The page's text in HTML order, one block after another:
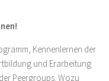
Kennenlernen der
und Erarbeitung
Peergroups. Wozu